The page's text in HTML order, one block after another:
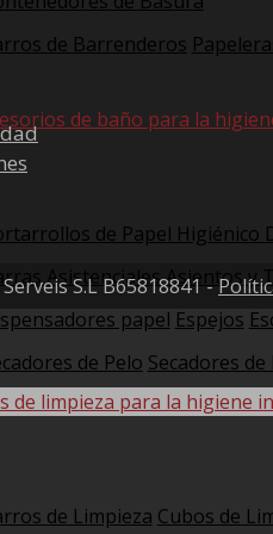
de Barrenderos
de baño para la
de Papel Higiénico
AsistencialesAsientos y
papel Espejos
de Pelo Secadores
de limpieza para la higiene
de Limpieza Cubos de
S.L B65818841 -